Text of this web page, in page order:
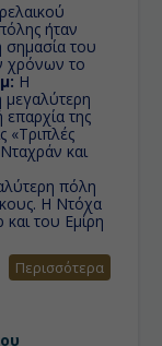
ήταν
σημασία του
χρόνων το
Η
μεγαλύτερη
επαρχία της
«Τριπλές
και
πόλη
Η Ντόχα
του Εμίρη
Περισσότερα